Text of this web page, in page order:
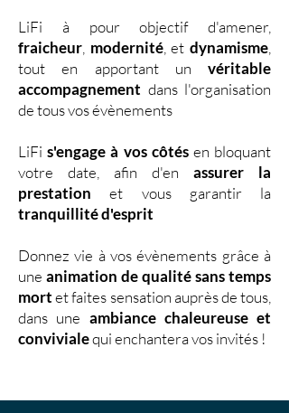
LiFi à pour objectif d'amener,
fraicheur modernité, etdynamisme
tout en apportant un véritable
accompagnement dans l'organisation
de tous vos évènements
LiFis'engage à vos côtésen bloquant
votre date, afin d'en assurer la
prestationet vous garantir la
tranquillité d'esprit
Donnez vie à vos évènements grâce à
une animation de qualité sans temps
mortet faites sensation auprès de tous,
dans une ambiance chaleureuse et
convivialequi enchantera vos invités !